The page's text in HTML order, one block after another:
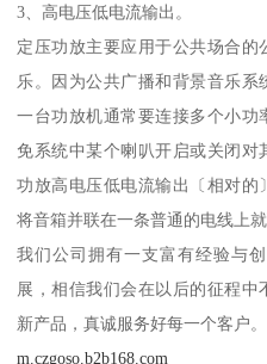
3、高电压低电流输出。
定压功放主要应用于公共场合
乐。因为公共广播和背景音乐系
一台功放机通常要连接多个小功
免系统中某个喇叭开启或关闭
功放高电压低电流输出〔相对
将音箱并联在一条普通的电线上就
我们公司拥有一支富有经验与
展，相信我们会在以后的征程
新产品，真诚服务好每一个客户。
m.czgoso.b2b168.com